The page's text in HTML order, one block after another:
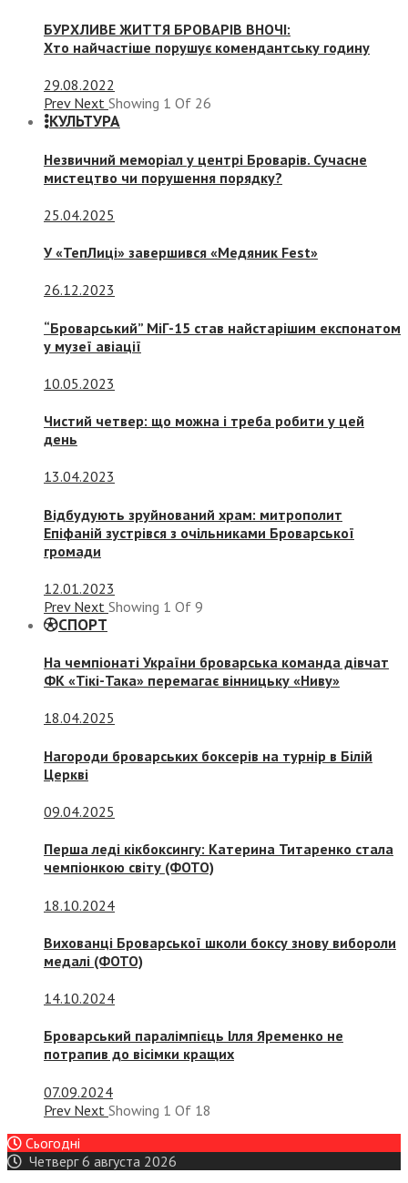
БУРХЛИВЕ ЖИТТЯ БРОВАРІВ ВНОЧІ:
Хто найчастіше порушує комендантську годину
29.08.2022
Prev Next Showing 1 Of 26
КУЛЬТУРА
Незвичний меморіал у центрі Броварів. Сучасне
мистецтво чи порушення порядку?
25.04.2025
У «ТепЛиці» завершився «Медяник Fest»
26.12.2023
“Броварський” МіГ-15 став найстарішим експонатом
у музеї авіації
10.05.2023
Чистий четвер: що можна і треба робити у цей
день
13.04.2023
Відбудують зруйнований храм: митрополит
Епіфаній зустрівся з очільниками Броварської
громади
12.01.2023
Prev Next Showing 1 Of 9
СПОРТ
На чемпіонаті України броварська команда дівчат
ФК «Тікі-Така» перемагає вінницьку «Ниву»
18.04.2025
Нагороди броварських боксерів на турнір в Білій
Церкві
09.04.2025
Перша леді кікбоксингу: Катерина Титаренко стала
чемпіонкою світу (ФОТО)
18.10.2024
Вихованці Броварської школи боксу знову вибороли
медалі (ФОТО)
14.10.2024
Броварський паралімпієць Ілля Яременко не
потрапив до вісімки кращих
07.09.2024
Prev Next Showing 1 Of 18
Сьогодні
Четверг 6 августа 2026